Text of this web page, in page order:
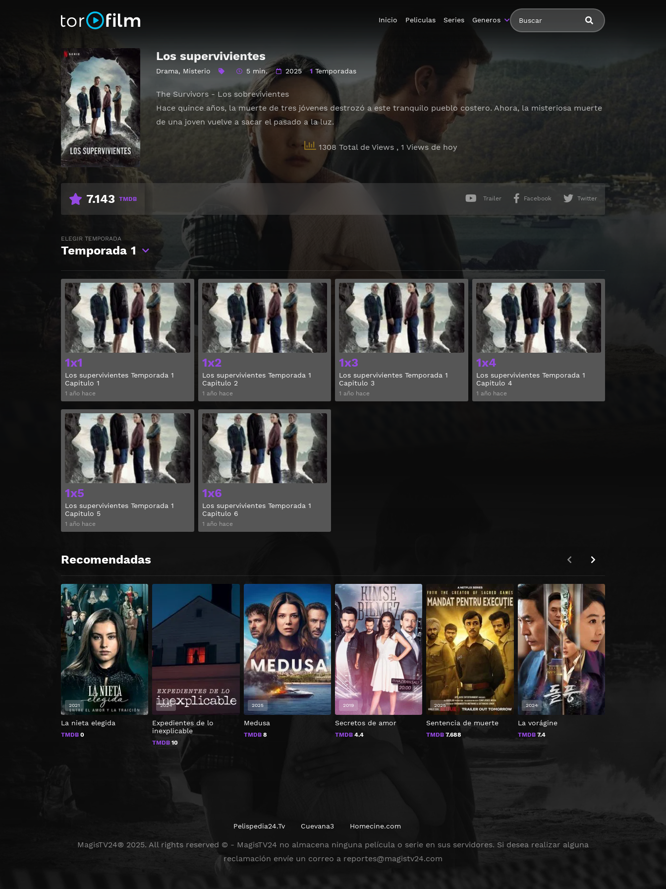
Inicio Peliculas Series Generos
Los supervivientes
Drama, Misterio 5 min. 2025 1 Temporadas
The Survivors - Los sobrevivientes
Hace quince años, la muerte de tres jóvenes destrozó a este tranquilo pueblo costero. Ahora, la misteriosa muerte
de una joven vuelve a sacar el pasado a la luz.
1308 Total de Views , 1 Views de hoy
7.143 TMDB Trailer Facebook Twitter
ELEGIR TEMPORADA
Temporada 1
1x1
Los supervivientes Temporada 1
Capitulo 1
1 año hace
Ver
1x2
Los supervivientes Temporada 1
Capitulo 2
1 año hace
Ver
1x3
Los supervivientes Temporada 1
Capitulo 3
1 año hace
Ver
1x4
Los supervivientes Temporada 1
Capitulo 4
1 año hace
1x5
Los supervivientes Temporada 1
Capitulo 5
1 año hace
Ver
1x6
Los supervivientes Temporada 1
Capitulo 6
1 año hace
Recomendadas
La nieta elegida
TMDB 0
2021
Expedientes de lo
inexplicable
TMDB 10
2024
Medusa
TMDB8
2025
Secretos de amor
TMDB4.4
2019
Sentencia de muerte
TMDB 7.688
2025
La vorágine
TMDB7.4
2024
Pelispedia24.Tv Cuevana3 Homecine.com
MagisTV24® 2025. All rights reserved © - MagisTV24 no almacena ninguna película o serie en sus servidores. Si desea realizar alguna
reclamación envíe un correo a reportes@magistv24.com